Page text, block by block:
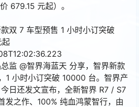
679.15 元起）。
双 7 车型预售 1 小时小订突破
起
监 @智界海蓝天 分享，智界新款
1 小时小订突破 10000 台。智界产
日还发文宣布，全新智界 R7 / S7
发之作、100% 纯血鸿蒙智行，由